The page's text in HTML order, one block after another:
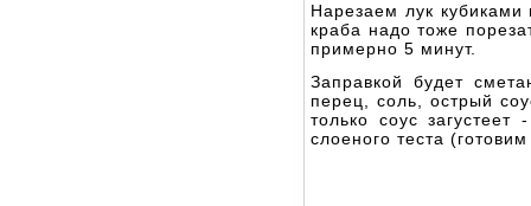
Нарезаем лук
краба надо тоже
примерно 5 минут.
Заправкой будет
перец, соль, острый
только соус
слоеного теста